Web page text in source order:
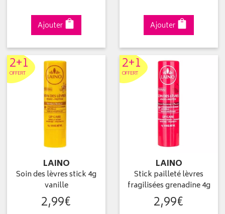
Ajouter Ajouter
2+1
OFFERT
LAINO
Soin des lèvres stick 4g
vanille
2,99€
2+1
OFFERT
LAINO
Stick pailleté lèvres
fragilisées grenadine 4g
2,99€